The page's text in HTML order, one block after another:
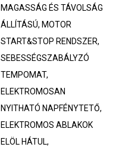
MAGASSÁG ÉS TÁVOLSÁG
ÁLLÍTÁSÚ, MOTOR
START&STOP RENDSZER,
SEBESSÉGSZABÁLYZÓ
TEMPOMAT,
ELEKTROMOSAN
NYITHATÓ NAPFÉNYTETŐ,
ELEKTROMOS ABLAKOK
ELÖL HÁTUL,